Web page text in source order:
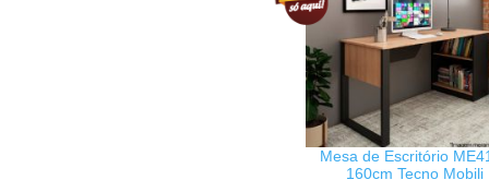
Mesa de Escritório
160cm Tecno Mobili